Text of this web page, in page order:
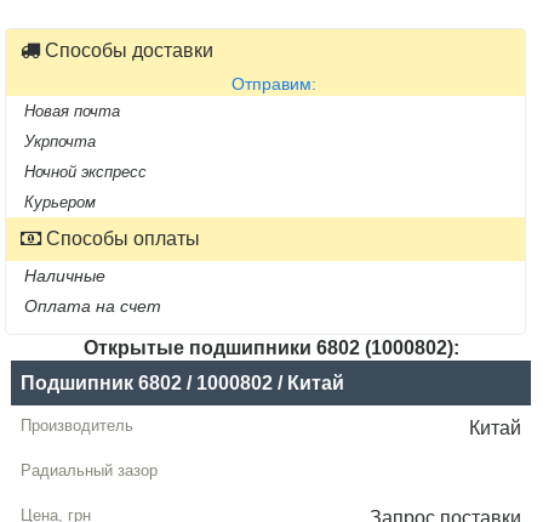
Способы доставки
Отправим:
Новая почта
Укрпочта
Ночной экспресс
Курьером
Способы оплаты
Наличные
Оплата на счет
Открытые подшипники 6802 (1000802):
Название
Производитель
Радиальный
Подшипник 6802 / 1000802 / Китай
Китай